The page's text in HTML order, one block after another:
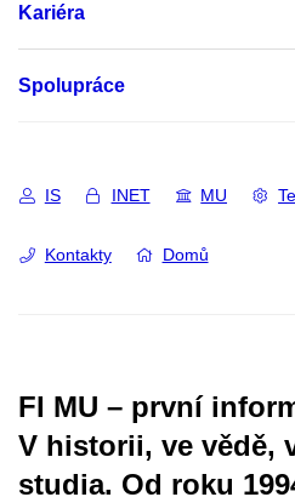
Kariéra
Spolupráce
IS INET MU
Kontakty Domů
FI MU – první
V historii, ve vědě,
studia. Od roku